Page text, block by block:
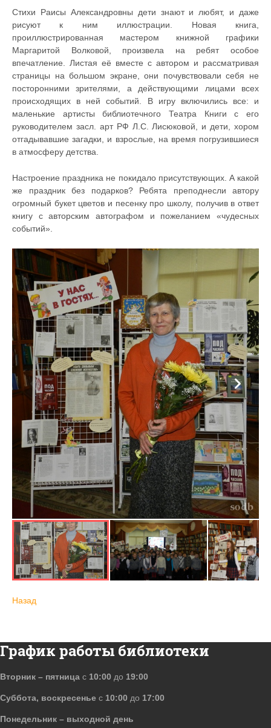
Стихи Раисы Александровны дети знают и любят, и даже
рисуют к ним иллюстрации. Новая книга,
проиллюстрированная мастером книжной графики
Маргаритой Волковой, произвела на ребят особое
впечатление. Листая её вместе с автором и рассматривая
страницы на большом экране, они почувствовали себя не
посторонними зрителями, а действующими лицами всех
происходящих в ней событий. В игру включились все: и
маленькие артисты библиотечного Театра Книги с его
руководителем засл. арт РФ Л.С. Лисюковой, и дети, хором
отгадывавшие загадки, и взрослые, на время погрузившиеся
в атмосферу детства.
Настроение праздника не покидало присутствующих. А какой
же праздник без подарков? Ребята преподнесли автору
огромный букет цветов и песенку про школу, получив в ответ
книгу с авторским автографом и пожеланием «чудесных
событий».
Назад
График работы библиотеки
Вторник – пятница с 10:00 до 19:00
Суббота, воскресенье с 10:00 до 17:00
Понедельник – выходной день